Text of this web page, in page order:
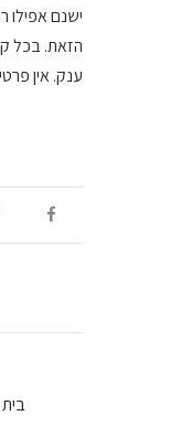
ישנם אפילו
הזאת. בכל
ענק. אין
בית